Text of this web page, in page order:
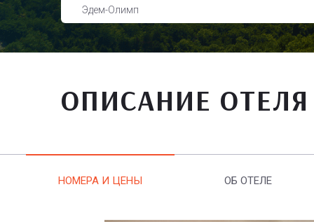
Эдем-Олимп
ОПИСАНИЕ ОТЕЛЯ
НОМЕРА И ЦЕНЫ ОБ ОТЕЛЕ